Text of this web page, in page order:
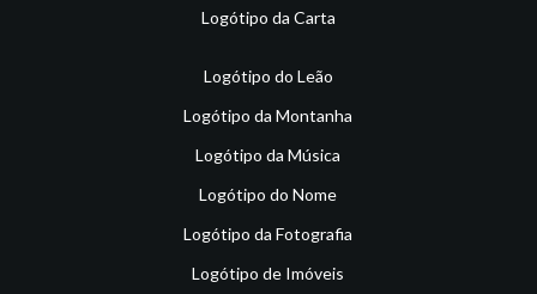
Logótipo da Carta
Logótipo do Leão
Logótipo da Montanha
Logótipo da Música
Logótipo do Nome
Logótipo da Fotografia
Logótipo de Imóveis